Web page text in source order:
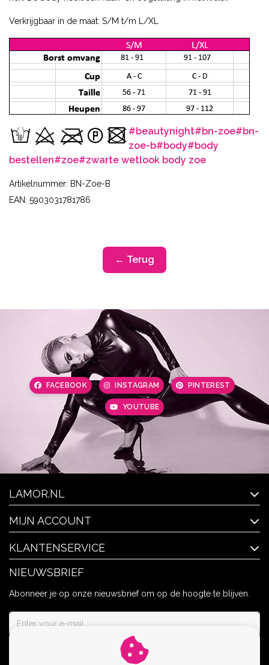
Verkrijgbaar in de maat: S/M t/m L/XL
#beautynight#bn-zoe#bn-
zoe-b#body#body
bestellen#zoe#zwarte wetlook body zoe
Artikelnummer: BN-Zoe-B
EAN: 5903031781786
← Terug
FACEBOOK INSTAGRAM PINTEREST
YOUTUBE
LAMOR.NL
MIJN ACCOUNT
KLANTENSERVICE
NIEUWSBRIEF
Abonneer je op onze nieuwsbrief om op de hoogte te blijven.